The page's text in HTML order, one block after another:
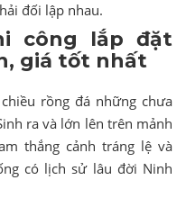
đối lập nhau.
công lắp đặt
giá tốt nhất
rồng đá những chưa
ra và lớn lên trên mảnh
thắng cảnh tráng lệ và
có lịch sử lâu đời Ninh